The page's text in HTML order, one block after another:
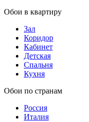
Обои в квартиру
Зал
Коридор
Кабинет
Детская
Спальня
Кухня
Обои по странам
Россия
Италия